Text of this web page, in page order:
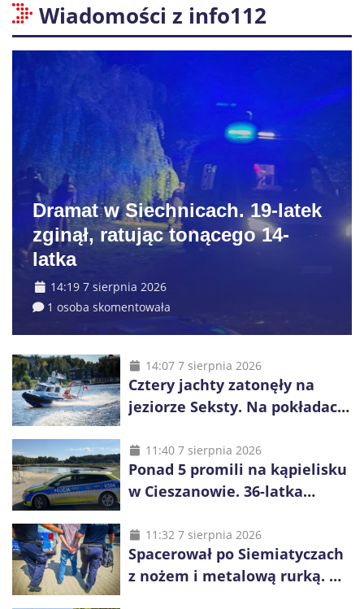
Wiadomości z info112
Dramat w Siechnicach. 19-latek
zginął, ratując tonącego 14-
latka
14:19 7 sierpnia 2026
1 osoba skomentowała
14:07 7 sierpnia 2026
Cztery jachty zatonęły na
jeziorze Seksty. Na pokładach
małoletnich
11:40 7 sierpnia 2026
Ponad 5 promili na kąpielisku
w Cieszanowie. 36-latka
z wody
11:32 7 sierpnia 2026
Spacerował po Siemiatyczach
z nożem i metalową rurką. W